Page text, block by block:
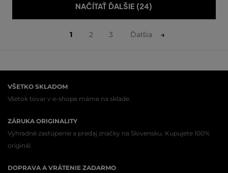
NAČÍTAŤ ĎALŠIE (24)
1 2 3 Ďalšia
VŠETKO SKLADOM
Všetok tovar v e-shope máme na sklade.
ZÁRUKA ORIGINALITY
Výhradné zastúpenie a predaj značky na Slovensku. Kupujete 100%
originál.
DOPRAVA A VRÁTENIE ZADARMO